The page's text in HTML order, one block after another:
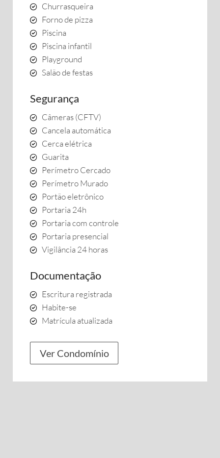
Churrasqueira
Forno de pizza
Piscina
Piscina infantil
Playground
Salão de festas
Segurança
Câmeras (CFTV)
Cancela automática
Cerca elétrica
Guarita
Perímetro Cercado
Perímetro Murado
Portão eletrônico
Portaria 24h
Portaria com controle
Portaria presencial
Vigilância 24 horas
Documentação
Escritura registrada
Habite-se
Matrícula atualizada
Ver Condomínio